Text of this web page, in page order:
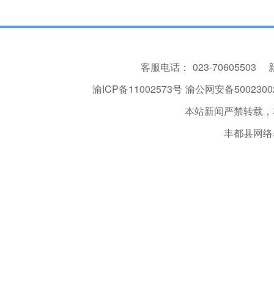
客服电话： 023-70605503
渝ICP备11002573号 渝公网安备
本站新闻严禁转载
丰都县网